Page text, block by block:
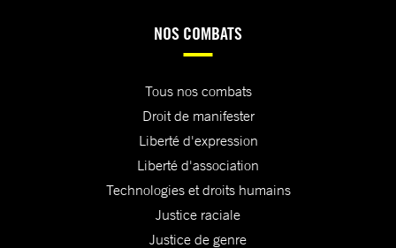
NOS COMBATS
Tous nos combats
Droit de manifester
Liberté d'expression
Liberté d'association
Technologies et droits humains
Justice raciale
Justice de genre